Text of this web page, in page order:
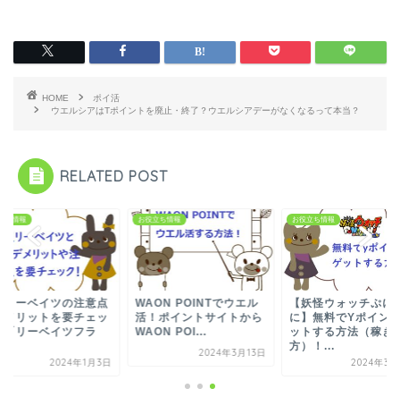
HOME
ポイ活
ウエルシアはTポイントを廃止・終了？ウエルシアデーがなくなるって本当？
RELATED POST
ち情報
リーベイツの注意点
メリットを要チェッ
「リーベイツフラ
2024年1月3日
お役立ち情報
WAON POINTでウエル
活！ポイントサイトから
WAON POI...
2024年3月13日
お役立ち情報
【妖怪ウォッチぷに
に】無料でYポイン
ットする方法（稼ぎ
方）！...
2024年3